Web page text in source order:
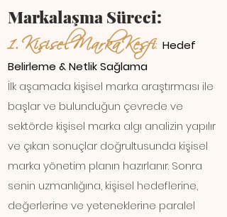
Markalaşma Süreci:
1. Kişisel Marka Keşfi: Hedef
Belirleme & Netlik Sağlama
İlk aşamada kişisel marka araştırması ile
başlar ve bulunduğun çevrede ve
sektörde kişisel marka algı analizin yapılır
ve çıkan sonuçlar doğrultusunda kişisel
marka yönetim planın hazırlanır. Sonra
senin uzmanlığına, kişisel hedeflerine,
değerlerine ve yeteneklerine paralel